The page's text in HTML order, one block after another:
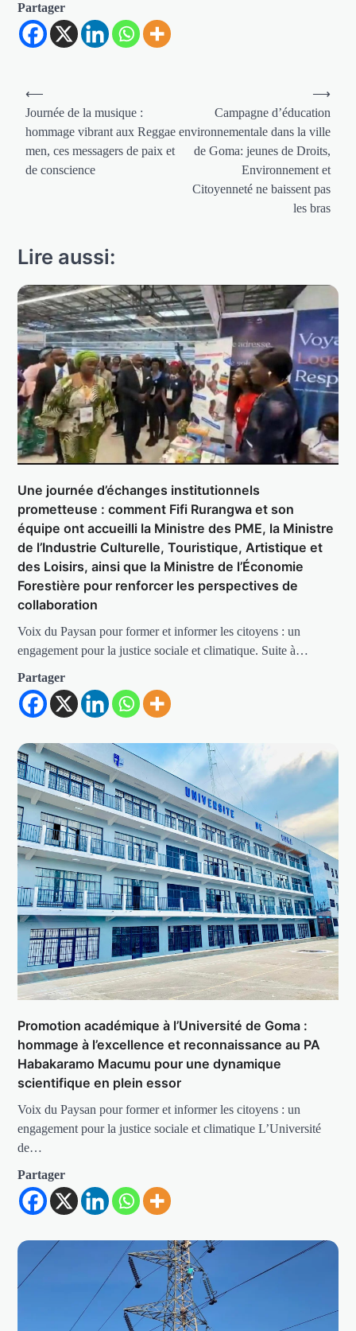
Partager
Navigation
de
l’article
⟵
Journée de la musique :
hommage vibrant aux Reggae
men, ces messagers de paix et
de conscience
Campagne d’éducation
environnementale dans la ville
de Goma: jeunes de Droits,
Environnement et
Citoyenneté ne baissent pas
les bras
⟶
Lire aussi:
Une journée d’échanges institutionnels
prometteuse : comment Fifi Rurangwa et son
équipe ont accueilli la Ministre des PME, la Ministre
de l’Industrie Culturelle, Touristique, Artistique et
des Loisirs, ainsi que la Ministre de l’Économie
Forestière pour renforcer les perspectives de
collaboration
Voix du Paysan pour former et informer les citoyens : un
engagement pour la justice sociale et climatique. Suite à…
Partager
Promotion académique à l’Université de Goma :
hommage à l’excellence et reconnaissance au PA
Habakaramo Macumu pour une dynamique
scientifique en plein essor
Voix du Paysan pour former et informer les citoyens : un
engagement pour la justice sociale et climatique L’Université
de…
Partager